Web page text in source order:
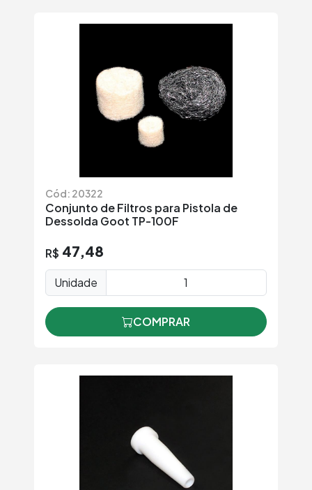
Cód: 20322
Conjunto de Filtros para Pistola de
Dessolda Goot TP-100F
R$ 47,48
Unidade
COMPRAR